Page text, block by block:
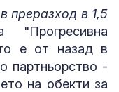
преразход в 1,5
е от назад в
партньорство -
на обекти за